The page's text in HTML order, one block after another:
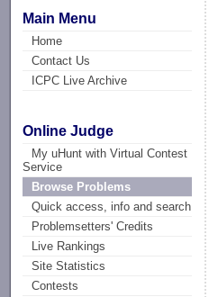
Main Menu
Home
Contact Us
ICPC Live Archive
Online Judge
My uHunt with Virtual Contest
Service
Browse Problems
Quick access, info and search
Problemsetters' Credits
Live Rankings
Site Statistics
Contests